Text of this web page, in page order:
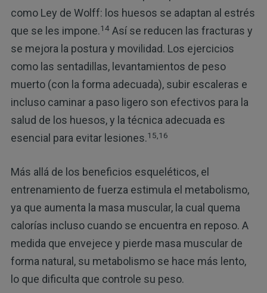
como Ley de Wolff: los huesos se adaptan al estrés
que se les impone.14Así se reducen las fracturas y
se mejora la postura y movilidad. Los ejercicios
como las sentadillas, levantamientos de peso
muerto (con la forma adecuada), subir escaleras e
incluso caminar a paso ligero son efectivos para la
salud de los huesos, y la técnica adecuada es
esencial para evitar lesiones.15,16
Más allá de los beneficios esqueléticos, el
entrenamiento de fuerza estimula el metabolismo,
ya que aumenta la masa muscular, la cual quema
calorías incluso cuando se encuentra en reposo. A
medida que envejece y pierde masa muscular de
forma natural, su metabolismo se hace más lento,
lo que dificulta que controle su peso.